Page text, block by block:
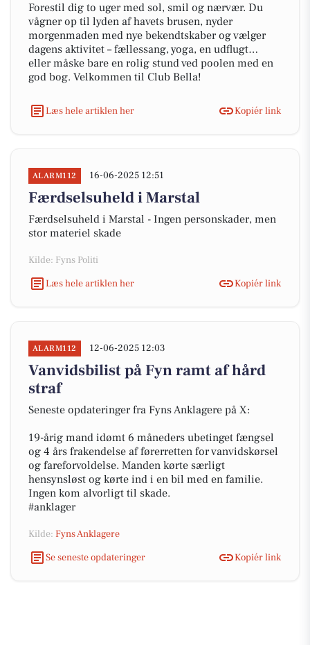
Forestil dig to uger med sol, smil og nærvær. Du
vågner op til lyden af havets brusen, nyder
morgenmaden med nye bekendtskaber og vælger
dagens aktivitet – fællessang, yoga, en udflugt…
eller måske bare en rolig stund ved poolen med en
god bog. Velkommen til Club Bella!
Læs hele artiklen her Kopiér link
ALARM112 16-06-2025 12:51
Færdselsuheld i Marstal
Færdselsuheld i Marstal - Ingen personskader, men
stor materiel skade
Kilde: Fyns Politi
Læs hele artiklen her
Kopiér link
ALARM112 12-06-2025 12:03
Vanvidsbilist på Fyn ramt af hård
straf
Seneste opdateringer fra Fyns Anklagere på X:
19-årig mand idømt 6 måneders ubetinget fængsel
og 4 års frakendelse af førerretten for vanvidskørsel
og fareforvoldelse. Manden kørte særligt
hensynsløst og kørte ind i en bil med en familie.
Ingen kom alvorligt til skade.
#anklager
Kilde: Fyns Anklagere
Se seneste opdateringer
Kopiér link